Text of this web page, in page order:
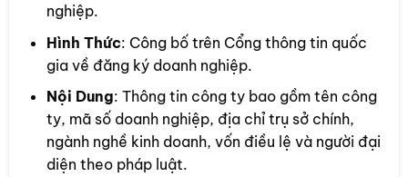
nghiệp.
Hình Thức: Công bố trên Cổng thông tin quốc
gia về đăng ký doanh nghiệp.
Nội Dung: Thông tin công ty bao gồm tên công
ty, mã số doanh nghiệp, địa chỉ trụ sở chính,
ngành nghề kinh doanh, vốn điều lệ và người đại
diện theo pháp luật.